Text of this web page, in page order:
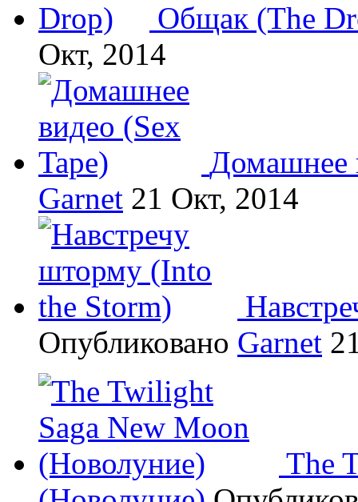
Общак (The
Окт, 2014
Домашнее
Garnet 21 Окт, 2014
Опубликовано Garnet
The